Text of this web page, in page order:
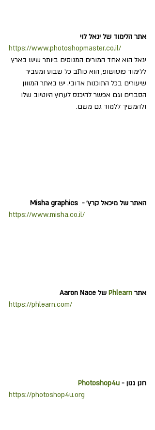
אתר הלימוד של יגאל לוי
https://www.photoshopmaster.co.il/
יגאל הוא אחד המורים המנוסים ביותר שיש בארץ
ללימוד פוטושופ, הוא כותב כל שבוע ומעביר
שיעורים בכל התוכנות אדובי. יש באתר המווון
הסברים וגם אפשר להיכנס לערוץ היוטיוב שלו
ולהמשיך ללמוד גם משם.
האתר של מיכאל קרץ׳ -  Misha graphics
https://www.misha.co.il/
אתר Phlearn של Aaron Nace
https://phlearn.com/
חנן גנון - Photoshop4u
https://photoshop4u.org